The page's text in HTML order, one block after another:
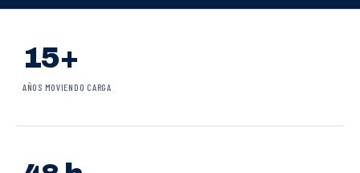
15+
AÑOS MOVIENDO CARGA